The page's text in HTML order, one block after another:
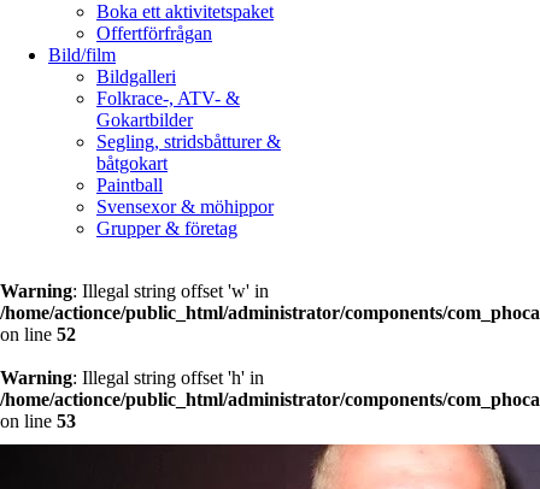
Boka ett aktivitetspaket
Offertförfrågan
Bild/film
Bildgalleri
Folkrace-, ATV- &
Gokartbilder
Segling, stridsbåtturer &
båtgokart
Paintball
Svensexor & möhippor
Grupper & företag
Warning: Illegal string offset 'w' in
/home/actionce/public_html/administrator/components/
on line 52
Warning: Illegal string offset 'h' in
/home/actionce/public_html/administrator/components/
on line 53